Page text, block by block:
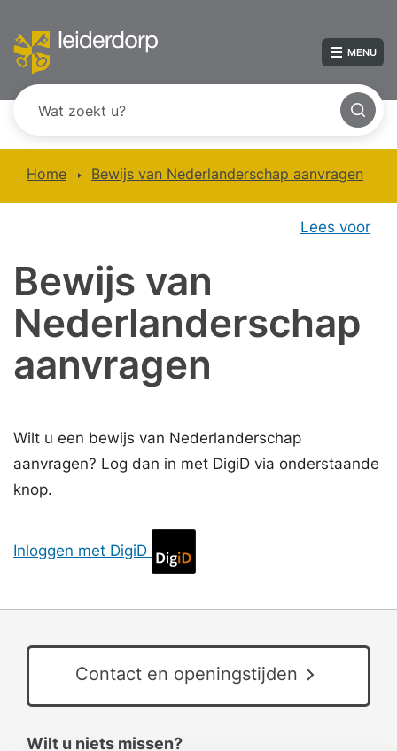
MENU
Home Bewijs van Nederlanderschap aanvragen
Lees voor
Bewijs van
Nederlanderschap
aanvragen
Wilt u een bewijs van Nederlanderschap
aanvragen? Log dan in met DigiD via onderstaande
knop.
Inloggen met DigiD
Contact en openingstijden
Wilt u niets missen?